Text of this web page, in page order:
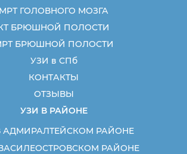
МРТ ГОЛОВНОГО МОЗГА
БРЮШНОЙ ПОЛОСТИ
БРЮШНОЙ ПОЛОСТИ
УЗИ в СПб
КОНТАКТЫ
ОТЗЫВЫ
УЗИ В РАЙОНЕ
АДМИРАЛТЕЙСКОМ РАЙОНЕ
РАЙОНЕ